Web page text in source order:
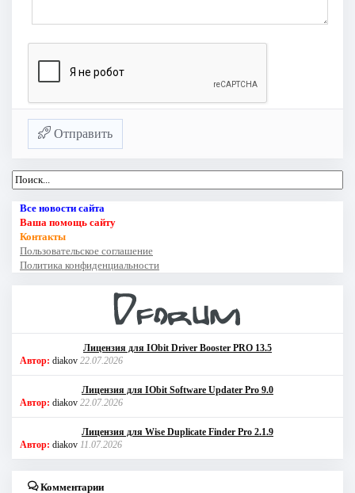
Отправить
Все новости сайта
Ваша помощь сайту
Контакты
Пользовательское соглашение
Политика конфиденциальности
Лицензия для IObit Driver Booster PRO 13.5
Автор: diakov 22.07.2026
Лицензия для IObit Software Updater Pro 9.0
Автор: diakov 22.07.2026
Лицензия для Wise Duplicate Finder Pro 2.1.9
Автор: diakov 11.07.2026
Комментарии